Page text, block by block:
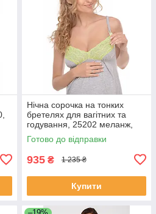
Нічна сорочка на тонких
бретелях для вагітних та
годування, 25202 меланж,
Мамин дім
Готово до відправки
935 ₴ 1 235 ₴
Купити